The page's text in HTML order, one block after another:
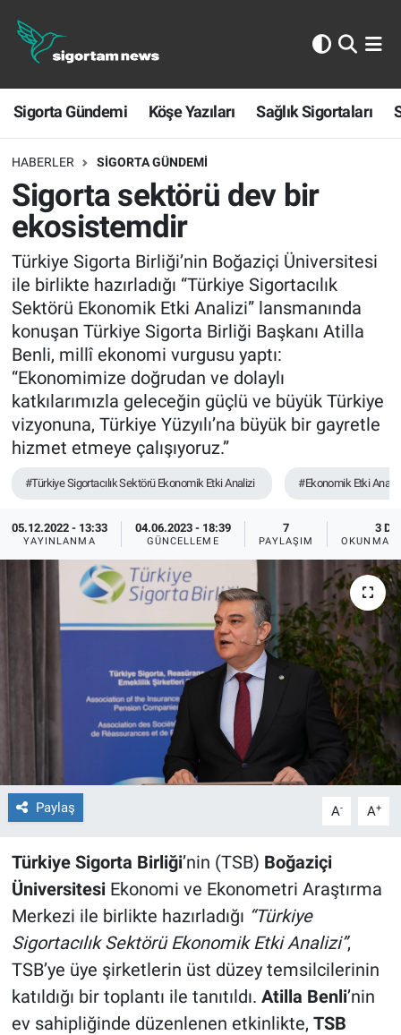
Sigorta Gündemi Köşe Yazıları Sağlık Sigortaları
HABERLER SIGORTA GÜNDEMI
Sigorta sektörü dev bir
ekosistemdir
Türkiye Sigorta Birliği’nin Boğaziçi Üniversitesi
ile birlikte hazırladığı “Türkiye Sigortacılık
Sektörü Ekonomik Etki Analizi” lansmanında
konuşan Türkiye Sigorta Birliği Başkanı Atilla
Benli, millî ekonomi vurgusu yaptı:
“Ekonomimize doğrudan ve dolaylı
katkılarımızla geleceğin güçlü ve büyük Türkiye
vizyonuna, Türkiye Yüzyılı’na büyük bir gayretle
hizmet etmeye çalışıyoruz.”
#Türkiye Sigortacılık Sektörü Ekonomik Etki Analizi #Ekonomik Etki Analizi
05.12.2022 - 13:33
YAYINLANMA
04.06.2023 - 18:39
GÜNCELLEME
7
PAYLAŞIM
3 DK
OKUNMA
Paylaş A- A+
Türkiye Sigorta Birliği’nin (TSB) Boğaziçi
ÜniversitesiEkonomi ve Ekonometri Araştırma
Merkezi ile birlikte hazırladığı “Türkiye
Sigortacılık Sektörü Ekonomik Etki Analizi”,
TSB’ye üye şirketlerin üst düzey temsilcilerinin
katıldığı bir toplantı ile tanıtıldı. Atilla Benli’nin
ev sahipliğinde düzenlenen etkinlikte, TSB
Sigorta Gündemi
Köşe Yazıları
Sağlık Sigortaları
Sporun Sigortası
Ekonomi